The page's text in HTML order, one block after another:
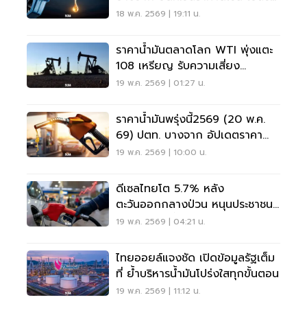
75-85 สตางค์
18 พ.ค. 2569 | 19:11 น.
ราคาน้ำมันตลาดโลก WTI พุ่งแตะ
108 เหรียญ รับความเสี่ยง
ตะวันออกกลางปะทุรอบใหม่
19 พ.ค. 2569 | 01:27 น.
ราคาน้ำมันพรุ่งนี้2569 (20 พ.ค.
69) ปตท. บางจาก อัปเดตราคา
ล่าสุด
19 พ.ค. 2569 | 10:00 น.
ดีเซลไทยโต 5.7% หลัง
ตะวันออกกลางป่วน หนุนประชาชน
เร่งเติมก่อนขึ้นราคา
19 พ.ค. 2569 | 04:21 น.
ไทยออยล์แจงชัด เปิดข้อมูลรัฐเต็ม
ที่ ย้ำบริหารน้ำมันโปร่งใสทุกขั้นตอน
19 พ.ค. 2569 | 11:12 น.